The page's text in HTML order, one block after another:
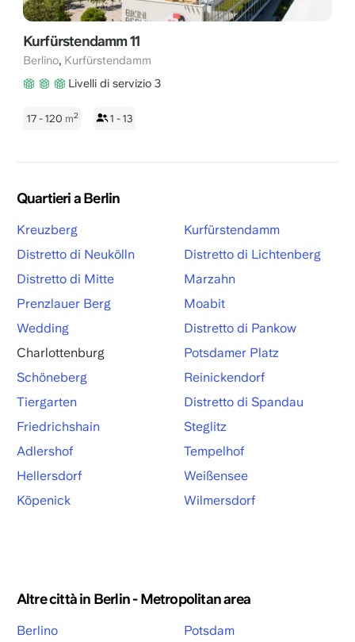
Kurfürstendamm 11
Berlino, Kurfürstendamm
Livelli di servizio 3
17 - 120 m2 1 - 13
Quartieri a Berlin
Kreuzberg
Distretto di Neukölln
Distretto di Mitte
Prenzlauer Berg
Wedding
Charlottenburg
Schöneberg
Tiergarten
Friedrichshain
Adlershof
Hellersdorf
Köpenick
Kurfürstendamm
Distretto di Lichtenberg
Marzahn
Moabit
Distretto di Pankow
Potsdamer Platz
Reinickendorf
Distretto di Spandau
Steglitz
Tempelhof
Weißensee
Wilmersdorf
Altre città in Berlin - Metropolitan area
Berlino Potsdam